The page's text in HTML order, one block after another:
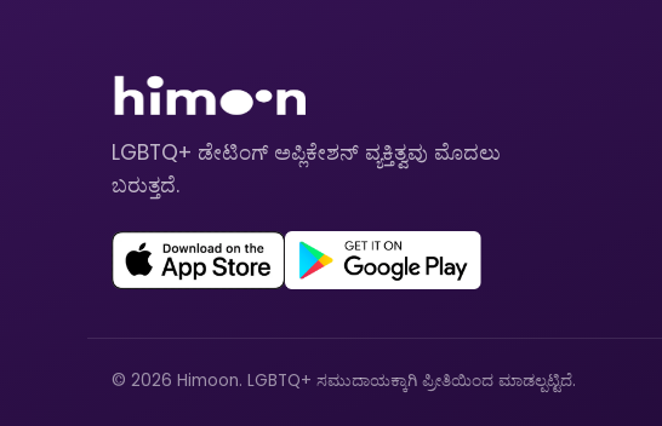
LGBTQ+ ಡೇಟಿಂಗ್ ಅಪ್ಲಿಕೇಶನ್ ವ್ಯಕ್ತಿತ್ವವು ಮೊದಲು
ಬರುತ್ತದೆ.
© 2026 Himoon. LGBTQ+ ಸಮುದಾಯಕ್ಕಾಗಿ ಪ್ರೀತಿಯಿಂದ ಮಾಡಲ್ಪಟ್ಟಿದೆ.